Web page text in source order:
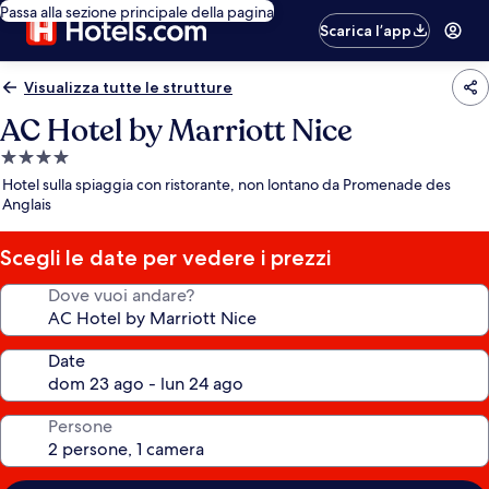
Passa alla sezione principale della pagina
Scarica l’app
Visualizza tutte le strutture
AC Hotel by Marriott Nice
Struttura
a
4.0
stelle
Hotel sulla spiaggia con ristorante, non lontano da Promenade des
Anglais
Scegli le date per vedere i prezzi
Dove vuoi andare?
Date
Persone